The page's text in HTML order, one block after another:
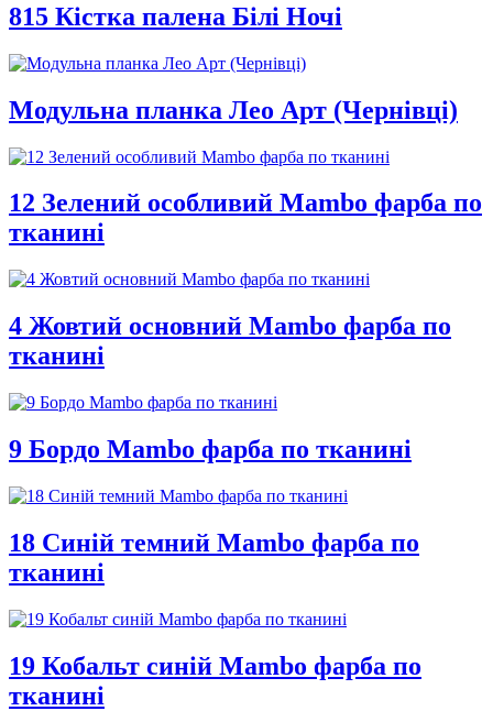
815 Кістка палена Білі Ночі
Модульна планка Лео Арт (Чернівці)
12 Зелений особливий Mambo фарба по
тканині
4 Жовтий основний Mambo фарба по
тканині
9 Бордо Mambo фарба по тканині
18 Синій темний Mambo фарба по
тканині
19 Кобальт синій Mambo фарба по
тканині